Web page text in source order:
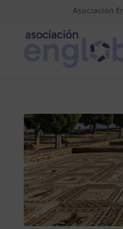
Asociación